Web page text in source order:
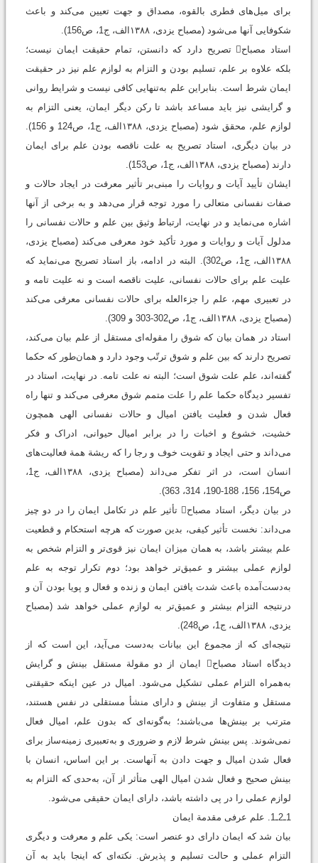
برای میل‌های فطری بالقوه، مصداق و جهت تعیین می‌کند و باعث
شکوفایی آنها می‌شود (مصباح یزدی، ۱۳۸۸الف، ج1، ص156).
استاد مصباح تصریح دارد که دانستن، تمام حقیقت ایمان نیست؛
بلکه علاوه بر علم، تسلیم بودن و التزام به لوازم علم نیز در حقیقت
ایمان شرط است. بنابراین علم به‌تنهایی کافی نیست و شرایط روانی
و گرایشی نیز باید مساعد باشد تا رکن دیگر ایمان، یعنی التزام به
لوازم علم، محقق شود (مصباح یزدی، ۱۳۸۸الف، ج1، ص124 و 156).
در بیان دیگری، استاد تصریح به علت ناقصه بودن علم برای ایمان
دارند (مصباح یزدی، ۱۳۸۸الف، ج1، ص153).
ایشان تأیید آیات و روایات را مبنی‌بر تأثیر معرفت در ایجاد حالات و
صفات نفسانی متعالی را مورد توجه قرار می‌دهد و به برخی از آنها
اشاره می‌نماید و در نهایت، ارتباط وثیق بین علم و حالات نفسانی را
مدلول آیات و روایات و مورد تأکید خود معرفی می‌کند (مصباح یزدی،
۱۳۸۸الف، ج1، ص302). البته در ادامه، باز استاد تصریح می‌نماید که
علیت علم برای حالات نفسانی، علیت ناقصه است و نه علیت تامه و
در تعبیری مهم، علم را جزءالعله برای حالات نفسانی معرفی می‌کند
(مصباح یزدی، ۱۳۸۸الف، ج1، ص302-303 و 309).
استاد در همان بیان که شوق را مقوله‌ای مستقل از علم بیان می‌کند،
تصریح دارند که بین علم و شوق ترتّب وجود دارد و همان‌طور که حکما
گفته‌اند، علم علت شوق است؛ البته نه علت تامه. در نهایت، استاد در
تفسیر دیدگاه حکما علم را علت متمم شوق معرفی می‌کند و تنها راه
فعال شدن و فعلیت یافتن امیال و حالات نفسانی الهی همچون
خشیت، خشوع و اخبات را در برابر امیال حیوانی، ادراک و فکر
می‌داند و حتی ایجاد و تقویت خوف و رجا را که ریشة همة فعالیت‌های
انسان است، در اثر تفکر می‌داند ‏(مصباح یزدی، ۱۳۸۸الف، ج1،
ص154، 156، 188-190، 314، 363).
در بیان دیگر، استاد مصباح تأثیر علم در تکامل ایمان را در دو چیز
می‌داند: نخست تأثیر کیفی، بدین صورت که هرچه استحکام و قطعیت
علم بیشتر باشد، به همان میزان ایمان نیز قوی‌تر و التزام شخص به
لوازم عملی بیشتر و عمیق‌تر خواهد بود؛ دوم تکرار توجه به علم
به‌دست‌آمده باعث شدت یافتن ایمان و زنده و فعال و پویا بودن آن و
درنتیجه التزام بیشتر و عمیق‌تر به لوازم عملی خواهد شد (مصباح
یزدی، ۱۳۸۸الف، ج1، ص248).
نتیجه‌ای که از مجموع این بیانات به‌دست می‌آید، این است که از
دیدگاه استاد مصباح ایمان از دو مقولة مستقل بینش و گرایش
به‌همراه التزام عملی تشکیل می‌شود. امیال در عین اینکه حقیقتی
مستقل و متفاوت از بینش و دارای منشأ مستقلی در نفس هستند،
مترتب بر بینش‌ها می‌باشند؛ به‌گونه‌ای‌ که بدون علم، امیال فعال
نمی‌شوند. پس بینش شرط لازم و ضروری و به‌تعبیری زمینه‌ساز برای
فعال شدن امیال و جهت دادن به آنهاست. بر این اساس، انسان با
بینش صحیح و فعال شدن امیال الهی متأثر از آن، به‌حدی که التزام به
لوازم عملی را در پی داشته باشد، دارای ایمان حقیقی می‌شود.
1ـ2ـ1. علم عرفی مقدمة ايمان
بیان شد که ایمان دارای دو عنصر است: یکی علم و معرفت و دیگری
التزام عملی و حالت تسلیم و پذیرش. نکته‌ای که اینجا باید به آن